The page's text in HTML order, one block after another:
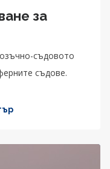
за
съдовото
съдове.